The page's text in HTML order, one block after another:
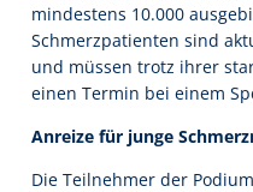
mindestens 10.000
Schmerzpatienten sind
und müssen trotz ihrer
einen Termin bei einem
Anreize für junge
Die Teilnehmer der